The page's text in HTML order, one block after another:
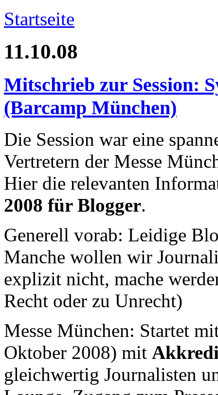
Startseite
11.10.08
Mitschrieb zur Session:
(Barcamp München)
Die Session war eine
Vertretern der Messe
Hier die relevanten
2008 für Blogger.
Generell vorab: Leidige
Manche wollen wir
explizit nicht, mache
Recht oder zu Unrecht)
Messe München: Startet
Oktober 2008) mit
gleichwertig Journalisten